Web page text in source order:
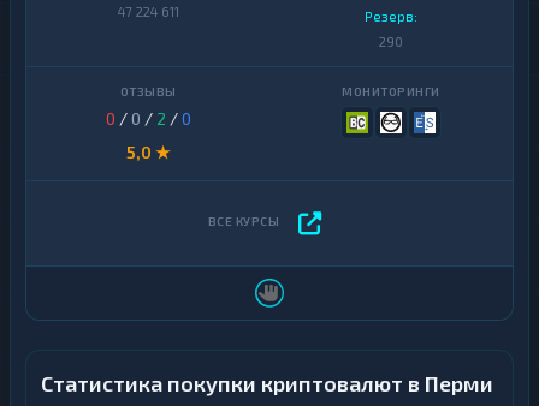
47 224 611
Резерв:
290
0 / 0 / 2 /0
5,0 ★
Статистика покупки криптовалют в Перми